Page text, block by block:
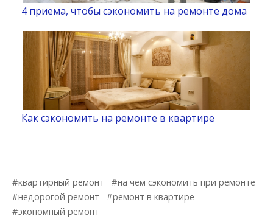
4 приема, чтобы сэкономить на ремонте дома
Как сэкономить на ремонте в квартире
квартирный ремонт
на чем сэкономить при ремонте
недорогой ремонт
ремонт в квартире
экономный ремонт